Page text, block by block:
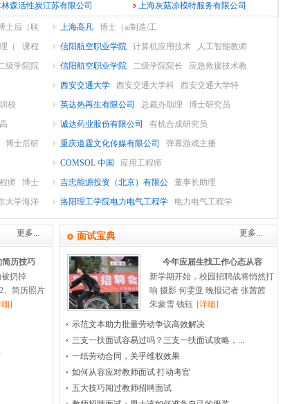
森活性炭江苏有限公司 上海灰菇凉模特服务有限公司
士后（联
上海高凡
博士（ai制造/工
（
课程
信阳航空职业学院 计算机应用技术
人工智能教师
级学院院
信阳航空职业学院 二级学院院长
应急救援技术教
西安交通大学 西安交通大学科
西安交通大学特
校 英达热再生有限公司 总裁办助理
博士研究员
诚达药业股份有限公司
有机合成研究员
博士后研
重庆道霆文化传媒有限公司
弹幕游戏主播
COMSOL 中国
应用工程师
师
博士
吉忠能源投资（北京）有限公
董事长助理
大学海洋
洛阳理工学院电力电气工程学 电力电气工程学
更多...
历技巧
被扔掉
简历照片
]
面试宝典 更多...
今年应届生找工作心态从容
新学期开始，校园招聘战将悄然打
响 摄影 何雯亚 晚报记者 张茜茜
朱蒙雪 钱钰 [详细]
示范文本助力批量劳动争议高效解决
三支一扶面试容易过吗？三支一扶面试攻略，...
一纸劳动合同，关乎维权效果
如何从容应对教师面试 打动考官
五大技巧闯过教师招聘面试